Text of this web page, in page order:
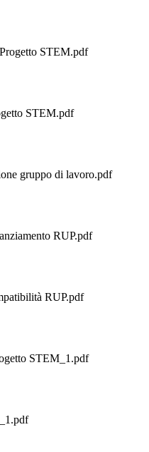
STEM.pdf
STEM.pdf
gruppo di lavoro.pdf
RUP.pdf
RUP.pdf
STEM_1.pdf